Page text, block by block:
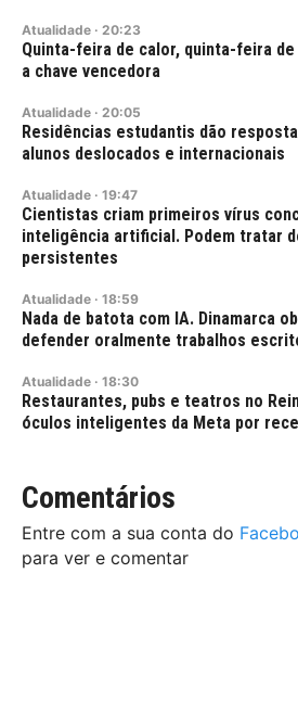
Atualidade · 20:23
Quinta-feira de calor, quinta-feira de
a chave vencedora
Atualidade · 20:05
Residências estudantis dão resposta
alunos deslocados e internacionais
Atualidade · 19:47
Cientistas criam primeiros vírus
inteligência artificial. Podem tratar
persistentes
Atualidade · 18:59
Nada de batota com IA. Dinamarca
defender oralmente trabalhos
Atualidade · 18:30
Restaurantes, pubs e teatros no
óculos inteligentes da Meta por
Comentários
Entre com a sua conta do
para ver e comentar